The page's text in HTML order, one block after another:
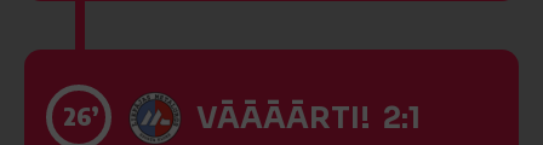
26’ VĀĀĀĀRTI! 2:1